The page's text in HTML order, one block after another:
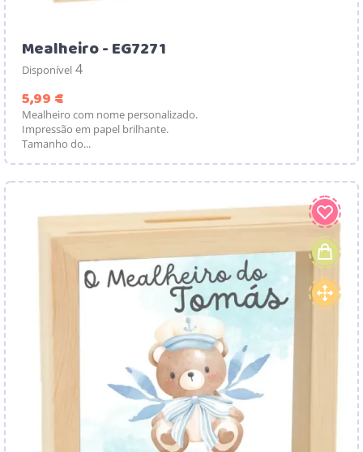
Mealheiro - EG7271
Disponível 4
5,99 €
Mealheiro com nome personalizado.
Impressão em papel brilhante.
Tamanho do...